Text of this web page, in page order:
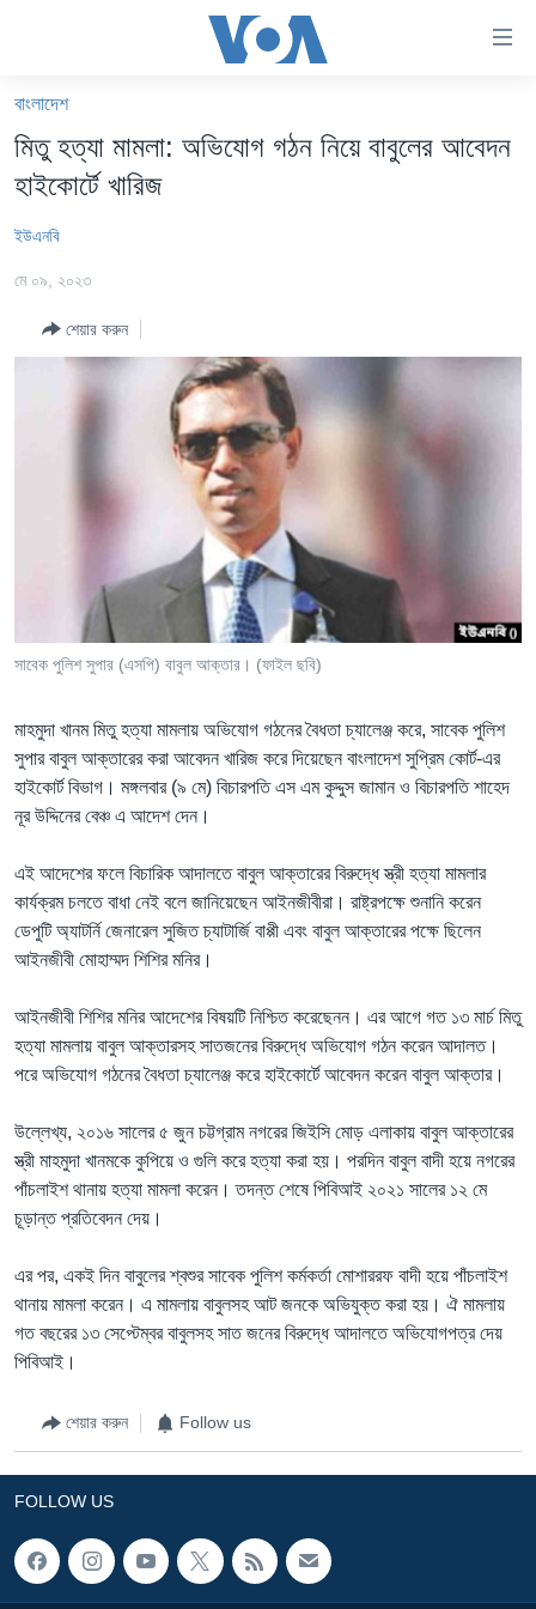
যান।
প্রধান
যান
যান
বাংলাদেশ
ভারত
Learning English
FOLLOW US
অন্য ভাষায় ওয়েব সাইট
বাংলাদেশ
মিতু হত্যা মামলা: অভিযোগ গঠন নিয়ে বাবুলের আবেদন
হাইকোর্টে খারিজ
ইউএনবি
মে ০৯, ২০২৩
শেয়ার করুন
সাবেক পুলিশ সুপার (এসপি) বাবুল আক্তার। (ফাইল ছবি)
মাহমুদা খানম মিতু হত্যা মামলায় অভিযোগ গঠনের বৈধতা চ্যালেঞ্জ করে, সাবেক পুলিশ
সুপার বাবুল আক্তারের করা আবেদন খারিজ করে দিয়েছেন বাংলাদেশ সুপ্রিম কোর্ট-এর
হাইকোর্ট বিভাগ। মঙ্গলবার (৯ মে) বিচারপতি এস এম কুদ্দুস জামান ও বিচারপতি শাহেদ
নূর উদ্দিনের বেঞ্চ এ আদেশ দেন।
এই আদেশের ফলে বিচারিক আদালতে বাবুল আক্তারের বিরুদ্ধে স্ত্রী হত্যা মামলার
কার্যক্রম চলতে বাধা নেই বলে জানিয়েছেন আইনজীবীরা। রাষ্ট্রপক্ষে শুনানি করেন
ডেপুটি অ্যাটর্নি জেনারেল সুজিত চ্যাটার্জি বাপ্পী এবং বাবুল আক্তারের পক্ষে ছিলেন
আইনজীবী মোহাম্মদ শিশির মনির।
আইনজীবী শিশির মনির আদেশের বিষয়টি নিশ্চিত করেছেনন। এর আগে গত ১৩ মার্চ মিতু
হত্যা মামলায় বাবুল আক্তারসহ সাতজনের বিরুদ্ধে অভিযোগ গঠন করেন আদালত।
পরে অভিযোগ গঠনের বৈধতা চ্যালেঞ্জ করে হাইকোর্টে আবেদন করেন বাবুল আক্তার।
উল্লেখ্য, ২০১৬ সালের ৫ জুন চট্টগ্রাম নগরের জিইসি মোড় এলাকায় বাবুল আক্তারের
স্ত্রী মাহমুদা খানমকে কুপিয়ে ও গুলি করে হত্যা করা হয়। পরদিন বাবুল বাদী হয়ে নগরের
পাঁচলাইশ থানায় হত্যা মামলা করেন। তদন্ত শেষে পিবিআই ২০২১ সালের ১২ মে
চূড়ান্ত প্রতিবেদন দেয়।
এর পর, একই দিন বাবুলের শ্বশুর সাবেক পুলিশ কর্মকর্তা মোশাররফ বাদী হয়ে পাঁচলাইশ
থানায় মামলা করেন। এ মামলায় বাবুলসহ আট জনকে অভিযুক্ত করা হয়। ঐ মামলায়
গত বছরের ১৩ সেপ্টেম্বর বাবুলসহ সাত জনের বিরুদ্ধে আদালতে অভিযোগপত্র দেয়
পিবিআই।
শেয়ার করুন Follow us
FOLLOW US